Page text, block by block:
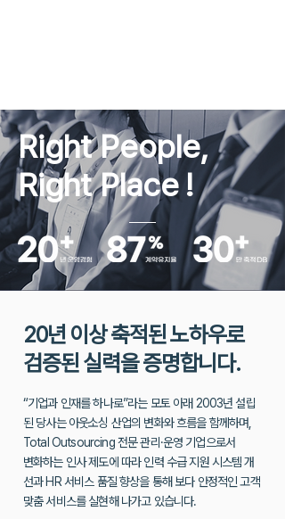
Right People,
Right Place !
20년 이상 축적된 노하우로
검증된 실력을 증명합니다.
“기업과 인재를 하나로”라는 모토 아래 2003년 설립
된 당사는 아웃소싱 산업의 변화와 흐름을 함께하며,
Total Outsourcing 전문 관리·운영 기업으로서
변화하는 인사 제도에 따라 인력 수급 지원 시스템 개
선과 HR 서비스 품질 향상을 통해 보다 안정적인 고객
맞춤 서비스를 실현해 나가고 있습니다.